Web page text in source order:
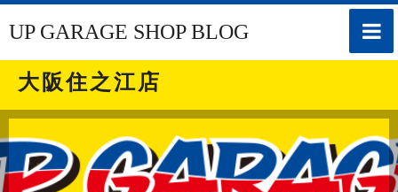
toggle
UP GARAGE SHOP BLOG
大阪住之江店